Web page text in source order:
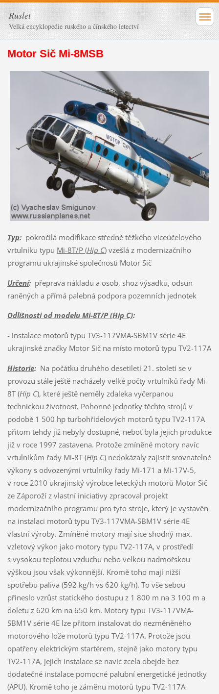
Ruslet
Velká encyklopedie ruského a čínského letectví
Motor Sič Mi-8MSB
Typ:pokročilá modifikace středně těžkého víceúčelového
vrtulníku typu Mi-8T/P (Hip C)vzešlá z modernizačního
programu ukrajinské společnosti Motor Sič
Určení:přeprava nákladu a osob, shoz výsadku, odsun
raněných a přímá palebná podpora pozemních jednotek
Odlišnosti od modelu Mi-8T/P (Hip C):
- instalace motorů typu TV3-117VMA-SBM1V série 4E
ukrajinské značky Motor Sič na místo motorů typu TV2-117A
Historie:Na počátku druhého desetiletí 21. století se v
provozu stále ještě nacházely velké počty vrtulníků řady Mi-
8T (Hip C), které ještě neměly zdaleka vyčerpanou
technickou životnost. Pohonné jednotky těchto strojů v
podobě 1 500 hp turbohřídelových motorů typu TV2-117A
přitom tehdy již nebyly dostupné, neboť byla jejich produkce
již v roce 1997 zastavena. Protože zmíněné motory navíc
vrtulníkům řady Mi-8T (Hip C) nedokázaly zajistit srovnatelné
výkony s odvozenými vrtulníky řady Mi-171 a Mi-17V-5,
v roce 2010 ukrajinský výrobce leteckých motorů Motor Sič
ze Záporoží z vlastní iniciativy zpracoval projekt
modernizačního programu pro tyto stroje, který je vystavěn
na instalaci motorů typu TV3-117VMA-SBM1V série 4E
vlastní výroby. Zmíněné motory mají sice shodný max.
vzletový výkon jako motory typu TV2-117A, v prostředí
s vysokou teplotou vzduchu nebo velkou nadmořskou
výškou jsou však výkonnější. Kromě toho mají nižší
spotřebu paliva (592 kg/h vs 620 kg/h). To vše sebou
přineslo vzrůst statického dostupu z 1 800 m na 3 100 m a
doletu z 620 km na 650 km. Motory typu TV3-117VMA-
SBM1V série 4E lze přitom instalovat do nezměněného
motorového lože motorů typu TV2-117A. Protože jsou
opatřeny elektrickým startérem, stejně jako motory typu
TV2-117A, jejich instalace se navíc zcela obejde bez
dodatečné instalace pomocné palubní energetické jednotky
(APU). Kromě toho je záměnu motorů typu TV2-117A